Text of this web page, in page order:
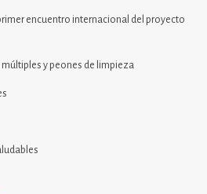
encuentro internacional del proyecto
y peones de limpieza